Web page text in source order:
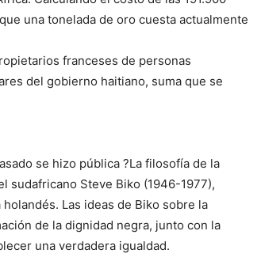
una tonelada de oro cuesta actualmente
franceses de personas
del gobierno haitiano, suma que se
se hizo pública ?La filosofía de la
sudafricano Steve Biko (1946-1977),
Las ideas de Biko sobre la
de la dignidad negra, junto con la
una verdadera igualdad.